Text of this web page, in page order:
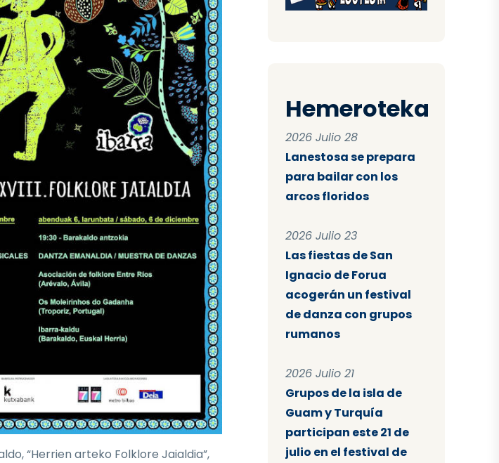
“Herrien arteko Folklore Jaialdia”,
Hemeroteka
2026 Julio 28
Lanestosa se prepara
para bailar con los
arcos floridos
2026 Julio 23
Las fiestas de San
Ignacio de Forua
acogerán un festival
de danza con grupos
rumanos
2026 Julio 21
Grupos de la isla de
Guam y Turquía
participan este 21 de
julio en el festival de